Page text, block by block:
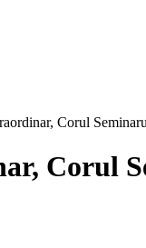
Corul
Corul